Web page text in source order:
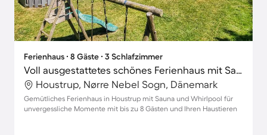
Ferienhaus ∙ 8 Gäste ∙ 3 Schlafzimmer
Voll ausgestattetes schönes Ferienhaus mit Sauna, Whirlpool und Grill | Hunde erlaubt
Houstrup, Nørre Nebel Sogn, Dänemark
Gemütliches Ferienhaus in Houstrup mit Sauna und Whirlpool für
unvergessliche Momente mit bis zu 8 Gästen und Ihren Haustieren